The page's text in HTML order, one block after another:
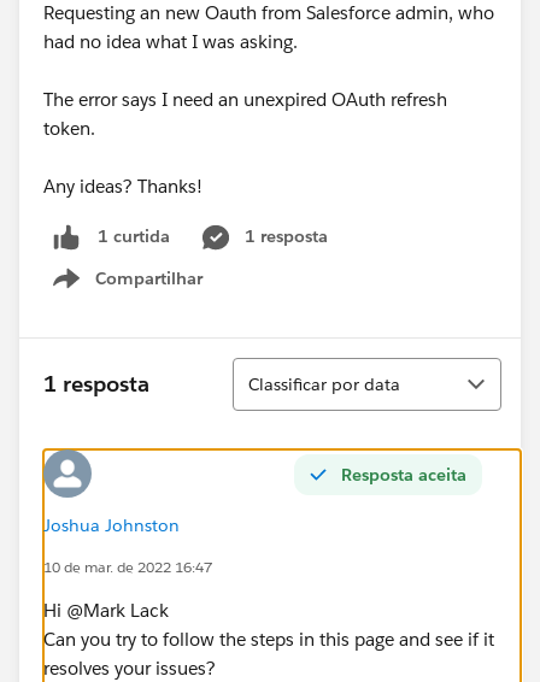
Requesting an new Oauth from Salesforce admin, who
had no idea what I was asking.
The error says I need an unexpired OAuth refresh
token.
Any ideas? Thanks!
1 curtida
1 resposta
Compartilhar
Show menu
1 resposta
Classificar
Classificar por data
Resposta aceita
Joshua Johnston
10 de mar. de 2022 16:47
Hi @Mark Lack​
Can you try to follow the steps in this page and see if it
resolves your issues?